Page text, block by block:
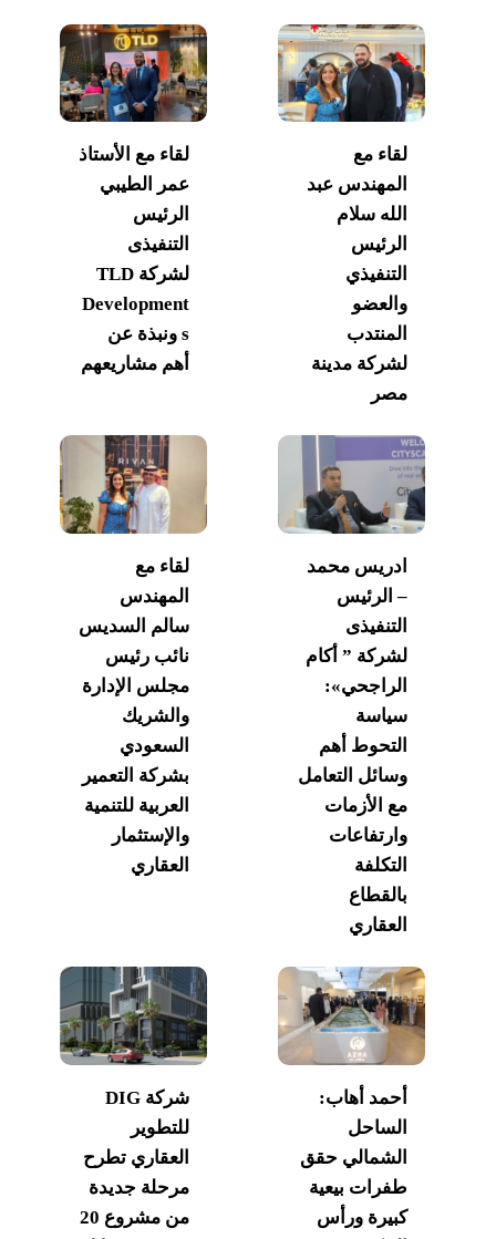
لقاء مع
المهندس عبد
الله سلام
الرئيس
التنفيذي
والعضو
المنتدب
لشركة مدينة
مصر
لقاء مع الأستاذ
عمر الطيبي
الرئيس
التنفيذى
لشركة TLD
Development
s ونبذة عن
أهم مشاريعهم
ادريس محمد
– الرئيس
التنفيذى
لشركة ” أكام
الراجحي»:
سياسة
التحوط أهم
وسائل التعامل
مع الأزمات
وارتفاعات
التكلفة
بالقطاع
العقاري
لقاء مع
المهندس
سالم السديس
نائب رئيس
مجلس الإدارة
والشريك
السعودي
بشركة التعمير
العربية للتنمية
والإستثمار
العقاري
أحمد أهاب:
الساحل
الشمالي حقق
طفرات بيعية
كبيرة ورأس
شركة DIG
للتطوير
العقاري تطرح
مرحلة جديدة
من مشروع 20